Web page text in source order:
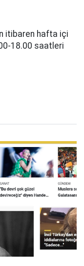
itibaren hafta içi
18.00 saatleri